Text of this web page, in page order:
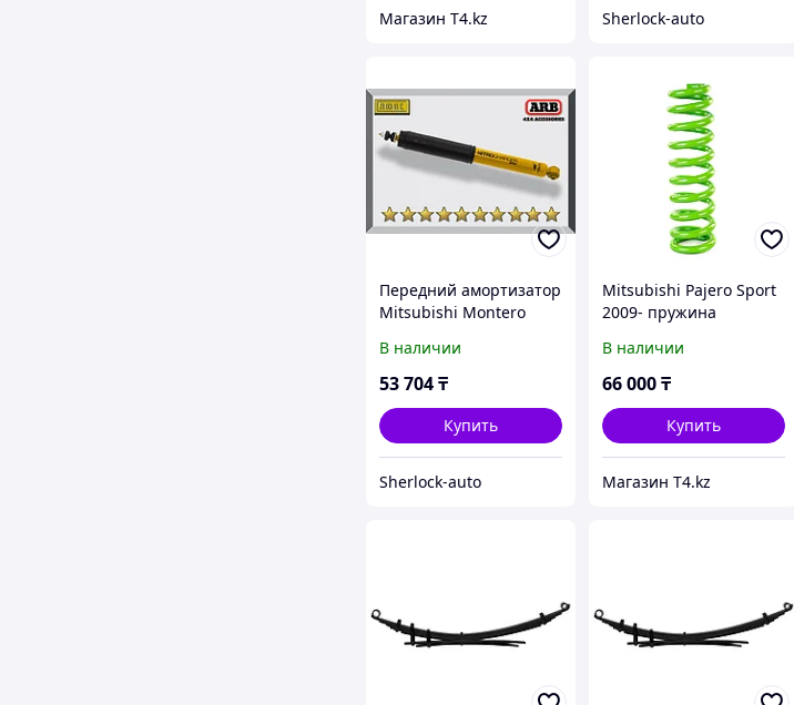
Магазин T4.kz Sherlock-auto
Передний амортизатор
Mitsubishi Montero
масляный 2"
В наличии
53 704₸
Купить
Sherlock-auto
Mitsubishi Pajero Sport
2009- пружина
Лифт 4 см. Доп
нагрузка 110 кг -
В наличии
66 000₸
Купить
Магазин T4.kz